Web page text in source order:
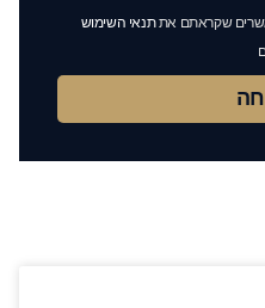
שקראתם אתתנאי השימוש